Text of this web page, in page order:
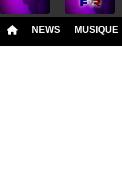
NEWS MUSIQUE